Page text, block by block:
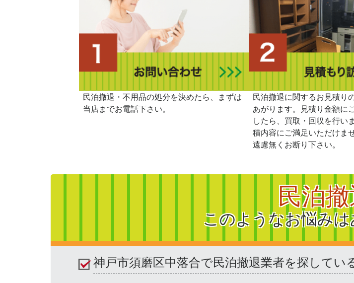
民泊撤退・不用品の処分を決めたら、まずは
当店までお電話下さい。
民泊撤退に関するお見積り
あがります。見積り金額に
したら、買取・回収を行い
積内容にご満足いただけま
遠慮無くお断り下さい。
民泊
このようなお悩み
神戸市須磨区中落合で民泊撤退業者を探してい